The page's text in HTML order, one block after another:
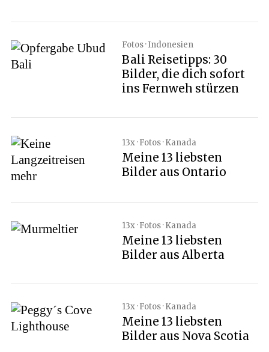
Fotos · Indonesien
Bali Reisetipps: 30
Bilder, die dich sofort
ins Fernweh stürzen
13x · Fotos · Kanada
Meine 13 liebsten
Bilder aus Ontario
13x · Fotos · Kanada
Meine 13 liebsten
Bilder aus Alberta
13x · Fotos · Kanada
Meine 13 liebsten
Bilder aus Nova Scotia